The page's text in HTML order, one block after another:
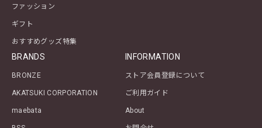
ファッション
ギフト
おすすめグッズ特集
BRANDS
BRONZE
AKATSUKI CORPORATION
maebata
INFORMATION
ストア会員登録について
ご利用ガイド
About